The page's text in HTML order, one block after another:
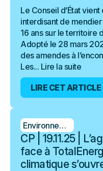
Le Conseil d’État
interdisant de
16 ans sur le territoire
Adopté le 28 mars
des amendes à
Les... Lire la suite
LIRE CET ARTICLE
Environnement
CP | 19.11.25 |
face à
climatique